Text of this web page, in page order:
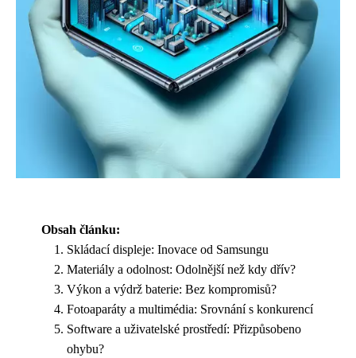
Obsah článku:
Skládací displeje: Inovace od Samsungu
Materiály a odolnost: Odolnější než kdy dřív?
Výkon a výdrž baterie: Bez kompromisů?
Fotoaparáty a multimédia: Srovnání s konkurencí
Software a uživatelské prostředí: Přizpůsobeno
ohybu?